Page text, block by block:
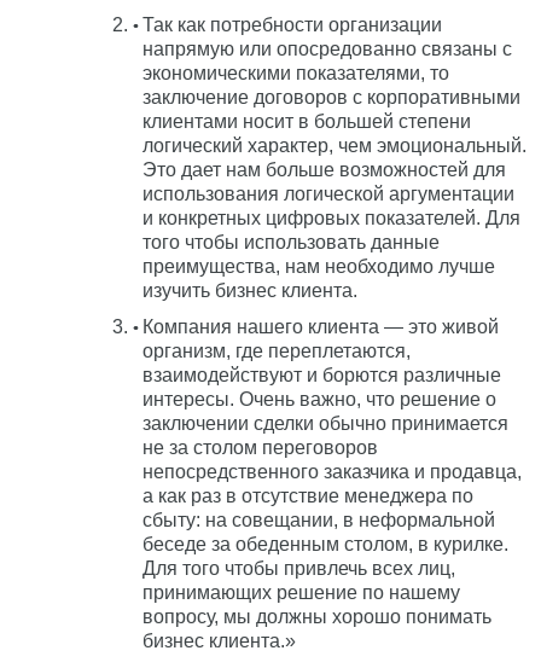
Так как потребности организации
напрямую или опосредованно связаны с
экономическими показателями, то
заключение договоров с корпоративными
клиентами носит в большей степени
логический характер, чем эмоциональный.
Это дает нам больше возможностей для
использования логической аргументации
и конкретных цифровых показателей. Для
того чтобы использовать данные
преимущества, нам необходимо лучше
изучить бизнес клиента.
Компания нашего клиента — это живой
организм, где переплетаются,
взаимодействуют и борются различные
интересы. Очень важно, что решение о
заключении сделки обычно принимается
не за столом переговоров
непосредственного заказчика и продавца,
а как раз в отсутствие менеджера по
сбыту: на совещании, в неформальной
беседе за обеденным столом, в курилке.
Для того чтобы привлечь всех лиц,
принимающих решение по нашему
вопросу, мы должны хорошо понимать
бизнес клиента.»